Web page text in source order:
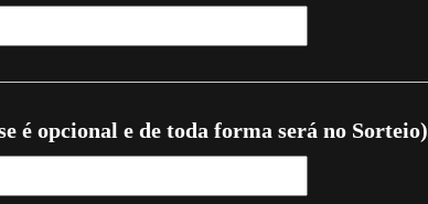
é opcional e de toda forma será no Sorteio)